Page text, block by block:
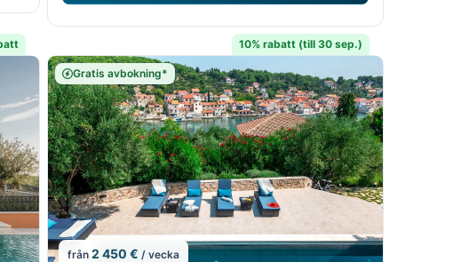
10% rabatt (till 30 sep.)
Gratis avbokning*
från2 450 € / vecka